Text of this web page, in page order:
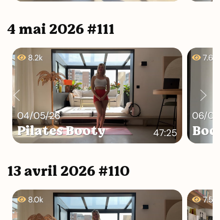
4 mai 2026 #111
04/05/26
Pilates Booty 47:25
8.2k
06/
7.6k
13 avril 2026 #110
8.0k 7.5k